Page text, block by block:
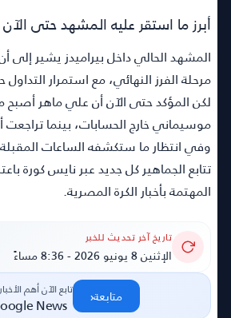
أبرز ما استقر عليه المشهد حتى الآن
المشهد الحالي داخل بيراميدز يشير إلى
مرحلة الفرز النهائي، مع استمرار
لكن المؤكد حتى الآن أن علي ماهر أصبح
موسيماني خارج الحسابات، بينما
وفي انتظار ما ستكشفه الساعات
تتابع الجماهير كل جديد عبر نايس كورة
المهتمة بأخبار الكرة المصرية.
تاريخ آخر تحديث للخبر
الإثنين 8 يونيو 2026 - 8:36 مساءً
تابع الآن أهم الأخبار
News متابعة‹